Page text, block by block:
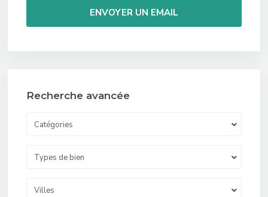
Recherche avancée
Catégories
Types de bien
Villes